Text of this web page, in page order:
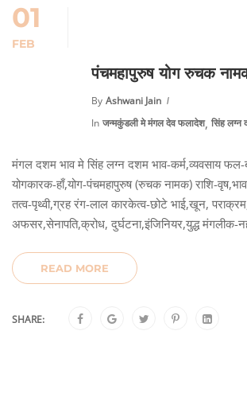
01
FEB
पंचमहापुरुष योग रुचक
By Ashwani Jain
In जन्मकुंडली मे मंगल देव फलादेश, सिंह लग्न
मंगल दशम भाव मे सिंह लग्न दशम भाव-कर्म,व्यवसाय
योगकारक-हाँ,योग-पंचमहापुरुष (रुचक नामक) राशि-
तत्व-पृथ्वी,ग्रह रंग-लाल कारकेत्व-छोटे भाई,खून,
अफसर,सेनापति,क्रोध, दुर्घटना,इंजिनियर,युद्ध मंगलीक-
READ MORE
SHARE: